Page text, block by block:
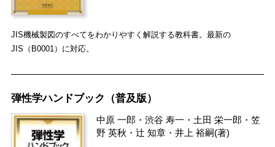
JIS機械製図のすべてをわかりやすく解説する教科書。最新の
JIS（B0001）に対応。
弾性学ハンドブック（普及版）
中原 一郎 ・渋谷 寿一 ・土田 栄一郎 ・笠
野 英秋 ・辻 知章 ・井上 裕嗣(著)